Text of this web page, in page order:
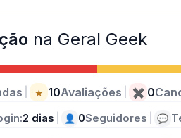
na Geral Geek
★ 10Avaliações ✖ 0
2 dias 👤 0Seguidores 💬